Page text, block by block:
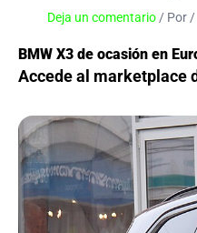
Deja un comentario / Por /
BMW X3 de ocasión en
Accede al marketplace